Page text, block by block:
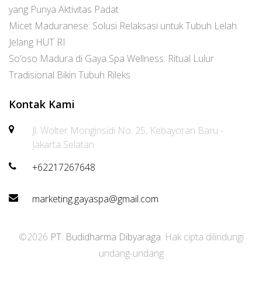
yang Punya Aktivitas Padat
Micet Maduranese: Solusi Relaksasi untuk Tubuh Lelah
Jelang HUT RI
So’oso Madura di Gaya Spa Wellness: Ritual Lulur
Tradisional Bikin Tubuh Rileks
Kontak Kami
Jl. Wolter Monginsidi No. 25, Kebayoran Baru -
Jakarta Selatan
+62217267648
marketing.gayaspa@gmail.com
©2026 PT. Budidharma Dibyaraga. Hak cipta dilindungi
undang-undang